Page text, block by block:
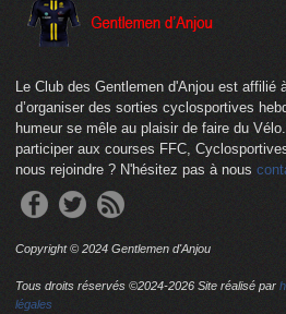
Le Club des Gentlemen d'Anjou est affilié
d’organiser des sorties cyclosportives
humeur se mêle au plaisir de faire du
participer aux courses FFC,
nous rejoindre ? N'hésitez pas à nous
Copyright © 2024 Gentlemen d'Anjou
Tous droits réservés ©2024-2026 Site réalisé par
légales